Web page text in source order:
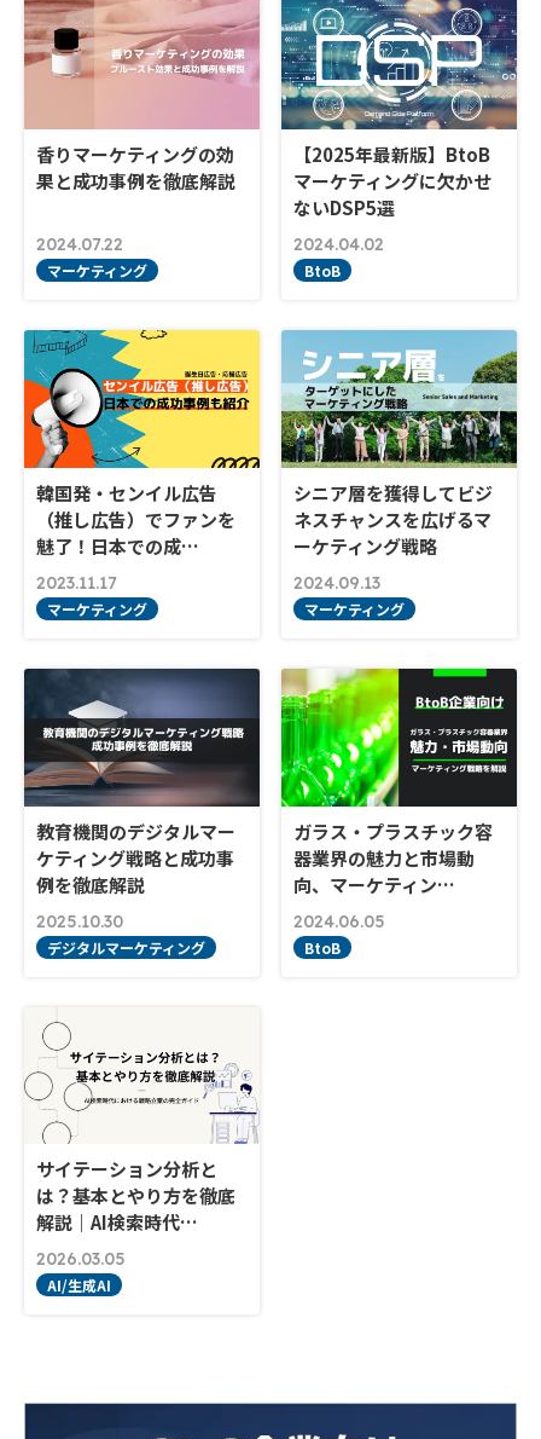
香りマーケティングの効
果と成功事例を徹底解説
2024.07.22
マーケティング
【2025年最新版】BtoB
マーケティングに欠かせ
ないDSP5選
2024.04.02
BtoB
韓国発・センイル広告
（推し広告）でファンを
魅了！日本での成…
2023.11.17
マーケティング
シニア層を獲得してビジ
ネスチャンスを広げるマ
ーケティング戦略
2024.09.13
マーケティング
教育機関のデジタルマー
ケティング戦略と成功事
例を徹底解説
2025.10.30
デジタルマーケティング
ガラス・プラスチック容
器業界の魅力と市場動
向、マーケティン…
2024.06.05
BtoB
サイテーション分析と
は？基本とやり方を徹底
解説｜AI検索時代…
2026.03.05
AI/生成AI